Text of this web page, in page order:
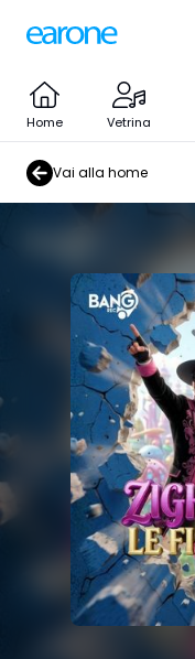
Home Vetrina
Vai alla home